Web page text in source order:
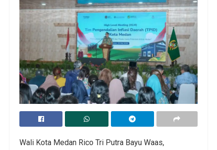
Wali Kota Medan Rico Tri Putra Bayu Waas,